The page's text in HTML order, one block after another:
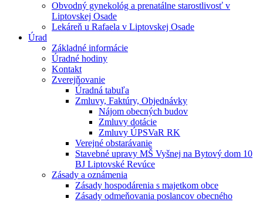
Obvodný gynekológ a prenatálne starostlivosť v
Liptovskej Osade
Lekáreň u Rafaela v Liptovskej Osade
Úrad
Základné informácie
Úradné hodiny
Kontakt
Zverejňovanie
Úradná tabuľa
Zmluvy, Faktúry, Objednávky
Nájom obecných budov
Zmluvy dotácie
Zmluvy ÚPSVaR RK
Verejné obstarávanie
Stavebné upravy MŠ Vyšnej na Bytový dom 10
BJ Liptovské Revúce
Zásady a oznámenia
Zásady hospodárenia s majetkom obce
Zásady odmeňovania poslancov obecného